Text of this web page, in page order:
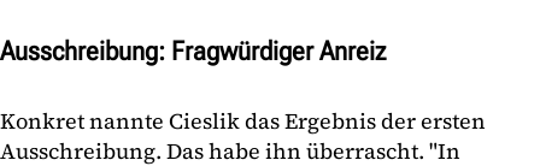
Ausschreibung: Fragwürdiger Anreiz
Konkret nannte Cieslik das Ergebnis der ersten
Ausschreibung. Das habe ihn überrascht. "In